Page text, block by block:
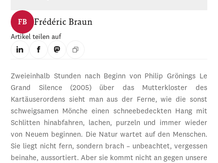
FB Frédéric Braun
Artikel teilen auf
Zweieinhalb Stunden nach Beginn von Philip Grönings Le
Grand Silence (2005) über das Mutterkloster des
Kartäuserordens sieht man aus der Ferne, wie die sonst
schweigsamen Mönche einen schneebedeckten Hang mit
Schlitten hinabfahren, lachen, purzeln und immer wieder
von Neuem beginnen. Die Natur wartet auf den Menschen.
Sie liegt nicht fern, sondern brach – unbeachtet, vergessen
beinahe, aussortiert. Aber sie kommt nicht an gegen unsere